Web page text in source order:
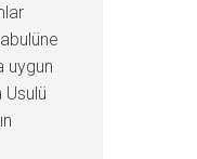
uygun
Usulü